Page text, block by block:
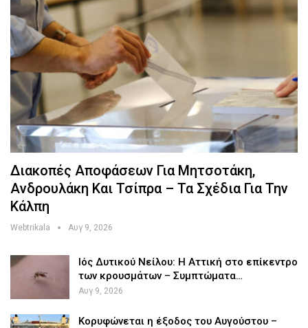
Διακοπές Αποφάσεων Για Μητσοτάκη,
Ανδρουλάκη Και Τσίπρα – Τα Σχέδια Για Την
Κάλπη
Webtrikala Αυγ 9, 2026
Ιός Δυτικού Νείλου: Η Αττική στο επίκεντρο
των κρουσμάτων – Συμπτώματα…
Αυγ 9, 2026
Κορυφώνεται η έξοδος του Αυγούστου –